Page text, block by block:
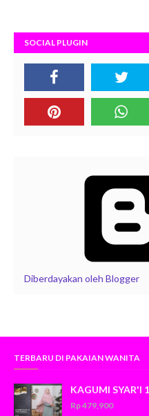
SOCIAL PLUGIN
Diberdayakan oleh Blogger
TERBARU DI PAKAIAN WANITA
KAGUMI SYAR'I
Rp 479,900